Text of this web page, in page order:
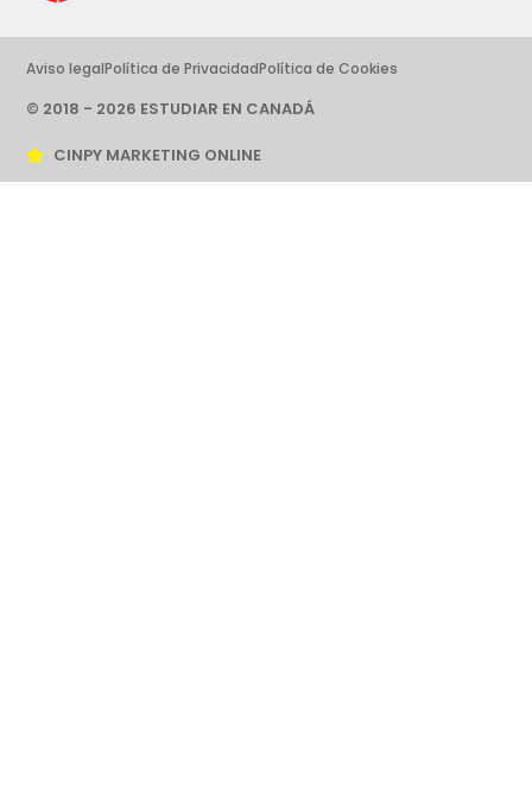
© 2018 - 2026 ESTUDIAR EN CANADÁ
Aviso legalPolítica de PrivacidadPolítica de Cookies
CINPY MARKETING ONLINE